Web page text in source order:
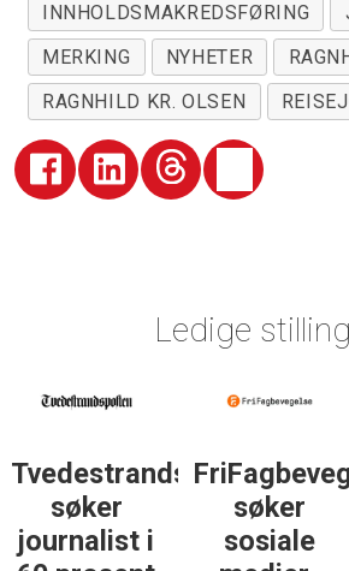
INNHOLDSMAKREDSFØRING
MERKING
NYHETER
RAGNHILD KR. OLSEN
Ledige
FriFagbevegelse
søker
sosiale
Halden
Arbeiderblad
søker